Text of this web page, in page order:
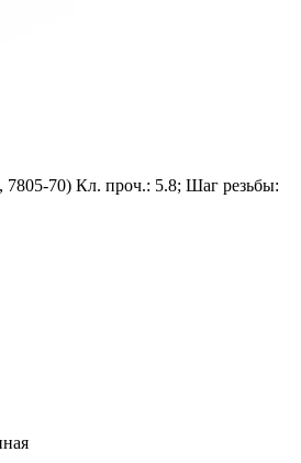
70) Кл. проч.: 5.8; Шаг резьбы: